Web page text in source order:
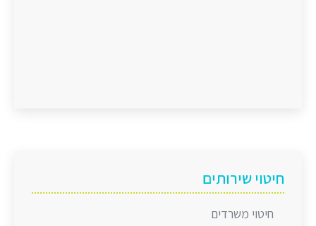
חיטוי שירותים
חיטוי משרדים